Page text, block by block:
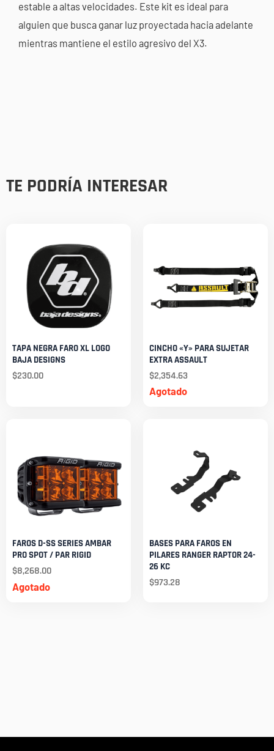
estable a altas velocidades. Este kit es ideal para
alguien que busca ganar luz proyectada hacia adelante
mientras mantiene el estilo agresivo del X3.
TE PODRÍA INTERESAR
TAPA NEGRA FARO XL LOGO
BAJA DESIGNS
$230.00
Agotado
CINCHO «Y» PARA SUJETAR
EXTRA ASSAULT
$2,354.63
Agotado
FAROS D-SS SERIES AMBAR
PRO SPOT / PAR RIGID
$8,268.00
BASES PARA FAROS EN
PILARES RANGER RAPTOR 24-
26 KC
$973.28